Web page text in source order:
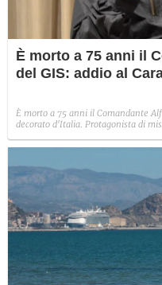
È morto a 75 anni il
del GIS: addio al
È morto a 75 anni il Comandante
decorato d'Italia. Protagonista di